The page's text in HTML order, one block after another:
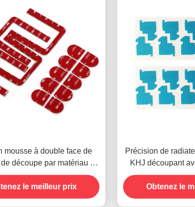
mousse à double face de
découpe par matériau de
batterie Plaque RoHS
le meilleur prix
Précision de
KHJ découpant
pour la plaque
téléphone
Obtenez le